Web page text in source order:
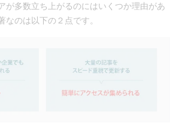
が多数立ち上がるのにはいくつか理由があ
なのは以下の２点です。